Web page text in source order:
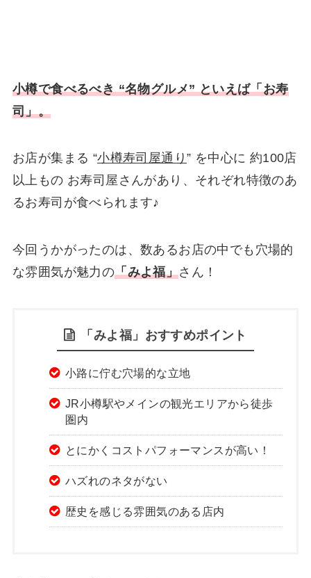
小樽で食べるべき “名物グルメ” といえば「お寿
司」。
お店が集まる “小樽寿司屋通り ” を中心に 約100店
以上もの お寿司屋さんがあり、それぞれ特徴のあ
るお寿司が食べられます♪
今回うかがったのは、数あるお店の中でも穴場的
な雰囲気が魅力の「みよ福」さん！
「みよ福」おすすめポイント
小路に佇む穴場的な立地
JR小樽駅やメインの観光エリアから徒歩
圏内
とにかくコストパフォーマンスが高い！
ハズれのネタがない
歴史を感じる雰囲気のある店内